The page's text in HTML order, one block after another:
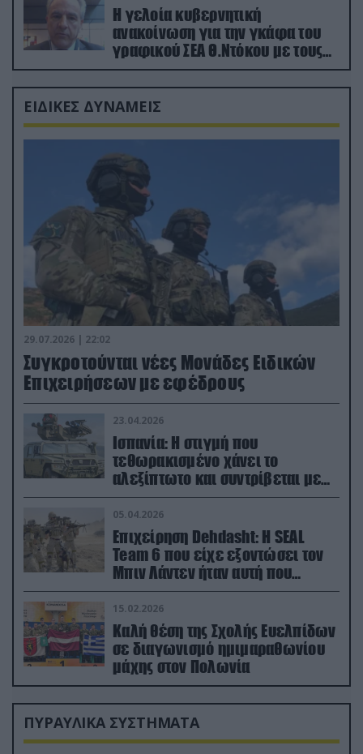
Η γελοία κυβερνητική
ανακοίνωση για την γκάφα του
γραφικού ΣΕΑ Θ.Ντόκου με τους
Ρώσους φαρσέρ
ΕΙΔΙΚΕΣ ΔΥΝΑΜΕΙΣ
29.07.2026 | 22:02
Συγκροτούνται νέες Μονάδες Ειδικών
Επιχειρήσεων με εφέδρους
23.04.2026
Ισπανία: Η στιγμή που
τεθωρακισμένο χάνει το
αλεξίπτωτο και συντρίβεται με
ορμή στο έδαφος (βίντεο)
05.04.2026
Επιχείρηση Dehdasht: Η SEAL
Team 6 που είχε εξοντώσει τον
Μπιν Λάντεν ήταν αυτή που
διέσωσε τον πιλότο του F-15
15.02.2026
Καλή θέση της Σχολής Ευελπίδων
σε διαγωνισμό ημιμαραθωνίου
μάχης στον Πολωνία
ΠΥΡΑΥΛΙΚΑ ΣΥΣΤΗΜΑΤΑ